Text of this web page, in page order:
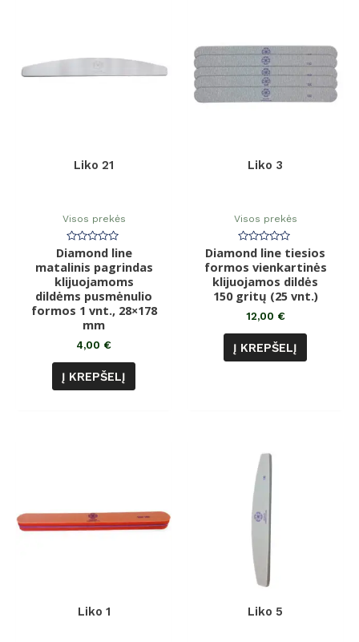
Liko 21
Visos prekės
Įvertinimas:
0
iš
5
Diamond line
matalinis pagrindas
klijuojamoms
dildėms pusmėnulio
formos 1 vnt., 28×178
mm
4,00 €
Į KREPŠELĮ
Liko 3
Visos prekės
Įvertinimas:
0
iš
5
Diamond line tiesios
formos vienkartinės
klijuojamos dildės
150 gritų (25 vnt.)
12,00 €
Į KREPŠELĮ
Liko 1 Liko 5